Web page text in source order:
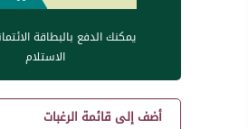
يمكنك الدفع بالبطاقة
الاستلام
أضف إلى قائمة الرغبات